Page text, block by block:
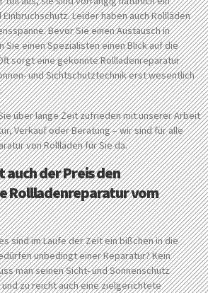
Leider haben auch Rollläden
Bevor Sie einen Austausch in
Sie einen Spezialisten einen Blick auf die
sorgt eine gekonnte Rollladenreparatur
und Sichtschutztechnik erst wesentlich
über lange Zeit zufrieden mit unserer Arbeit
Verkauf oder Beratung – wir sind für alle
von Rollläden für Sie da.
der Preis den
Rollladenreparatur vom
sind im Laufe der Zeit ein bißchen in die
unbedingt einer Reparatur? Kein
man seinen Sicht- und Sonnenschutz
zu reicht auch eine zielgerichtete